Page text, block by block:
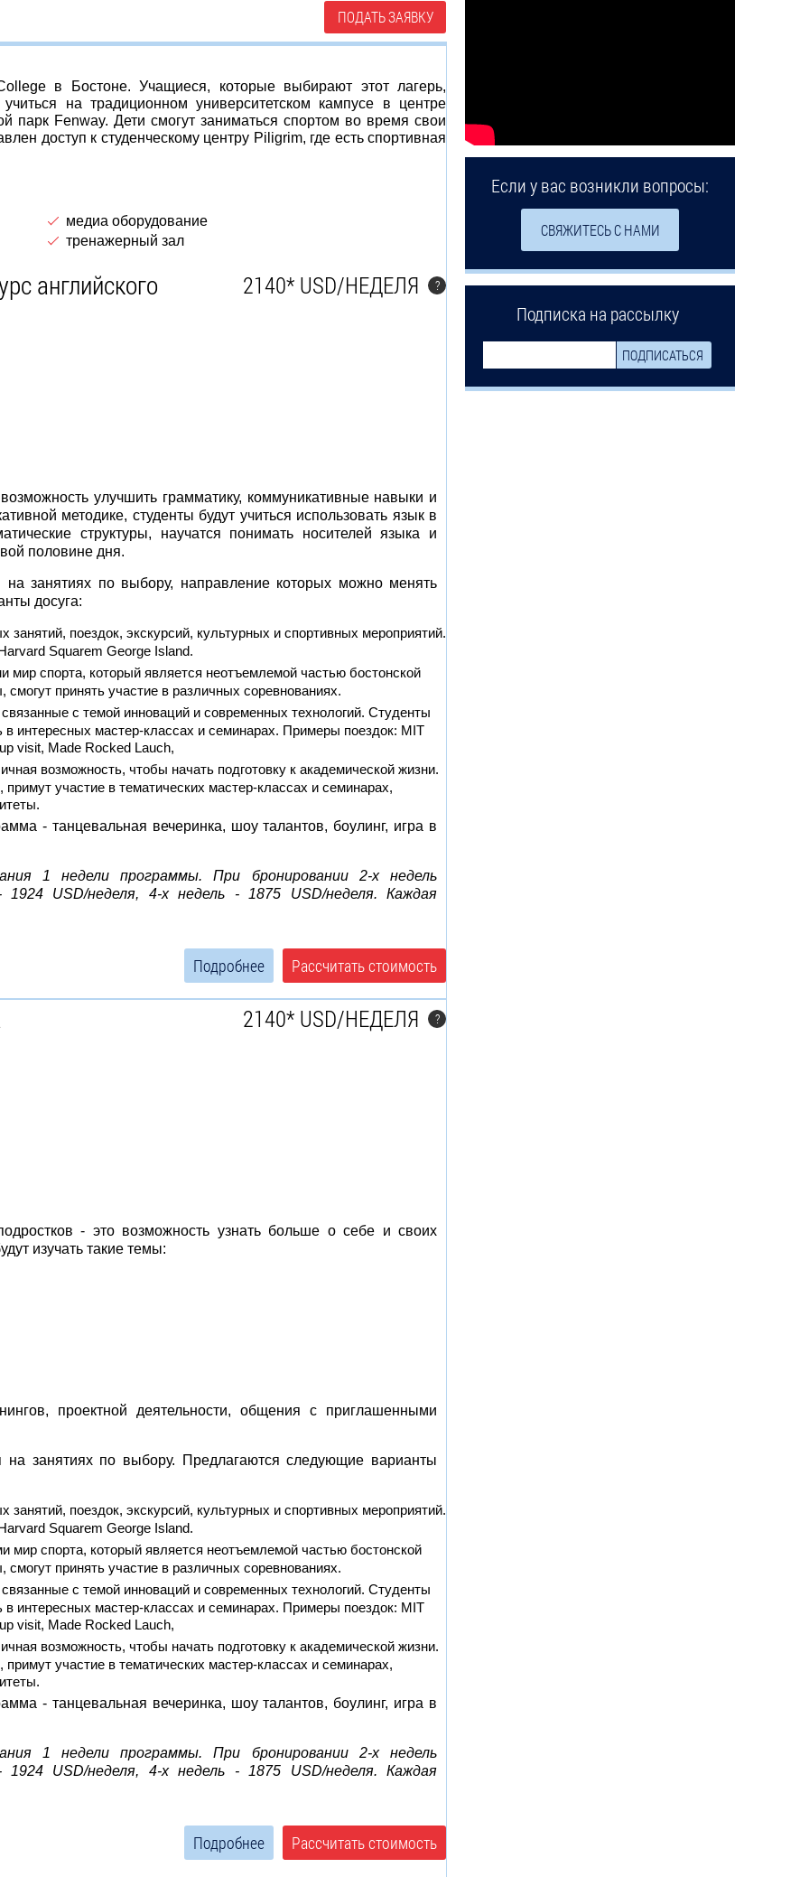
ПОДАТЬ ЗАЯВКУ
в Бостоне. Учащиеся, которые выбирают этот лагерь,
на традиционном университетском кампусе в центре
парк Fenway. Дети смогут заниматься спортом во время свои
доступ к студенческому центру Piligrim, где есть спортивная
медиа оборудование
тренажерный зал
английского 2140* USD/НЕДЕЛЯ ?
улучшить грамматику, коммуникативные навыки и
методике, студенты будут учиться использовать язык в
структуры, научатся понимать носителей языка и
половине дня.
занятиях по выбору, направление которых можно менять
досуга:
занятий, поездок, экскурсий, культурных и спортивных мероприятий.
Squarem George Island.
мир спорта, который является неотъемлемой частью бостонской
принять участие в различных соревнованиях.
с темой инноваций и современных технологий. Студенты
интересных мастер-классах и семинарах. Примеры поездок: MIT
visit, Made Rocked Lauch,
возможность, чтобы начать подготовку к академической жизни.
участие в тематических мастер-классах и семинарах,
- танцевальная вечеринка, шоу талантов, боулинг, игра в
1 недели программы. При бронировании 2-х недель
USD/неделя, 4-х недель - 1875 USD/неделя. Каждая
Подробнее Рассчитать стоимость
2140* USD/НЕДЕЛЯ ?
- это возможность узнать больше о себе и своих
изучать такие темы:
проектной деятельности, общения с приглашенными
занятиях по выбору. Предлагаются следующие варианты
занятий, поездок, экскурсий, культурных и спортивных мероприятий.
Squarem George Island.
мир спорта, который является неотъемлемой частью бостонской
принять участие в различных соревнованиях.
с темой инноваций и современных технологий. Студенты
интересных мастер-классах и семинарах. Примеры поездок: MIT
visit, Made Rocked Lauch,
возможность, чтобы начать подготовку к академической жизни.
участие в тематических мастер-классах и семинарах,
- танцевальная вечеринка, шоу талантов, боулинг, игра в
1 недели программы. При бронировании 2-х недель
USD/неделя, 4-х недель - 1875 USD/неделя. Каждая
Подробнее Рассчитать стоимость
Если у вас возникли вопросы:
СВЯЖИТЕСЬ С НАМИ
Подписка на рассылку